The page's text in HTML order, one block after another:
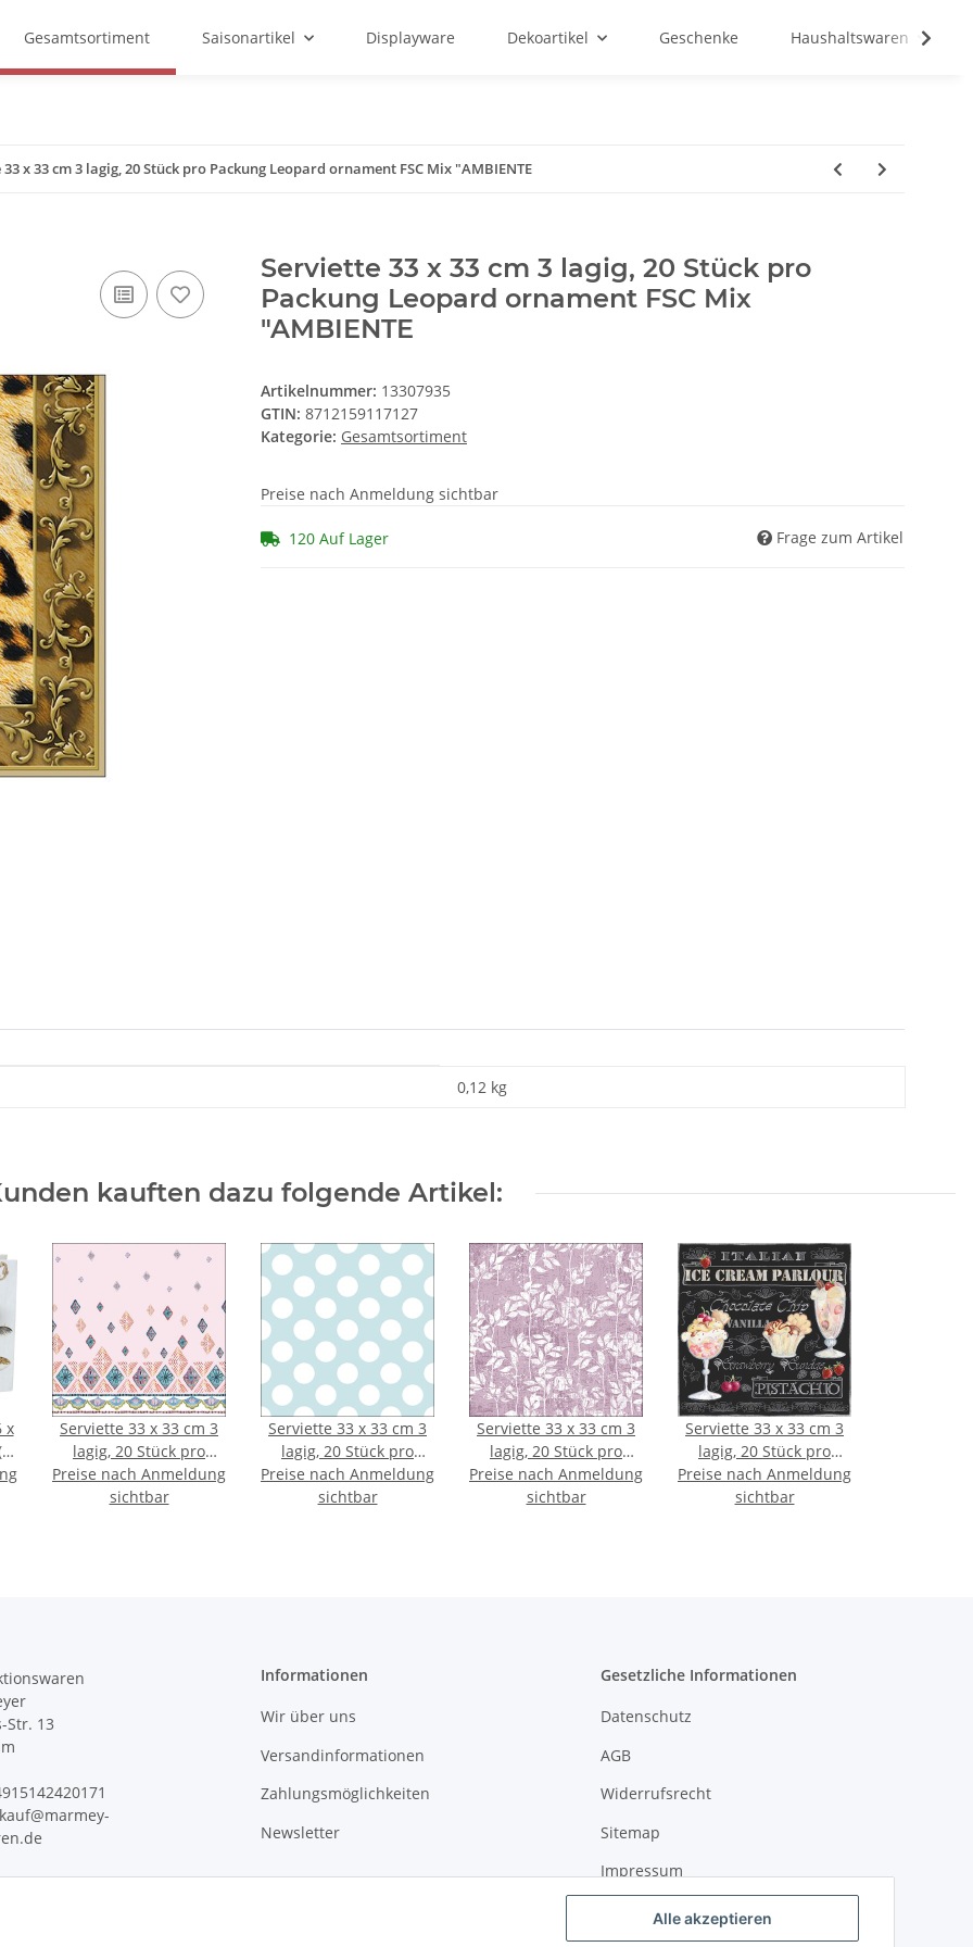
Alle akzeptieren
Gesamtsortiment Saisonartikel Displayware Dekoartikel Geschenke Haushaltswaren
x 33 cm 3 lagig, 20 Stück pro Packung Leopard ornament FSC Mix "AMBIENTE
Serviette 33 x 33 cm 3 lagig, 20 Stück pro
Packung Leopard ornament FSC Mix
"AMBIENTE
Artikelnummer: 13307935
GTIN: 8712159117127
Kategorie: Gesamtsortiment
Preise nach Anmeldung sichtbar
120 Auf Lager Frage zum Artikel
0,12 kg
kauften dazu folgende Artikel:
Serviette 33 x 33 cm 3
lagig, 20 Stück pro
Packung Diamonds
rose FSC Mix
Preise nach Anmeldung
sichtbar
Serviette 33 x 33 cm 3
lagig, 20 Stück pro
Packung Big dots light
blue FSC Mix
Preise nach Anmeldung
sichtbar
Serviette 33 x 33 cm 3
lagig, 20 Stück pro
Packung Leaves pattern
lilac FSC Mix
Preise nach Anmeldung
sichtbar
Serviette 33 x 33 cm 3
lagig, 20 Stück pro
Packung " Ice Cream
Black FSC Mix
Preise nach Anmeldung
sichtbar
Str. 13
Informationen
Wir über uns
Versandinformationen
Zahlungsmöglichkeiten
Newsletter
Gesetzliche Informationen
Datenschutz
AGB
Widerrufsrecht
Sitemap
Impressum